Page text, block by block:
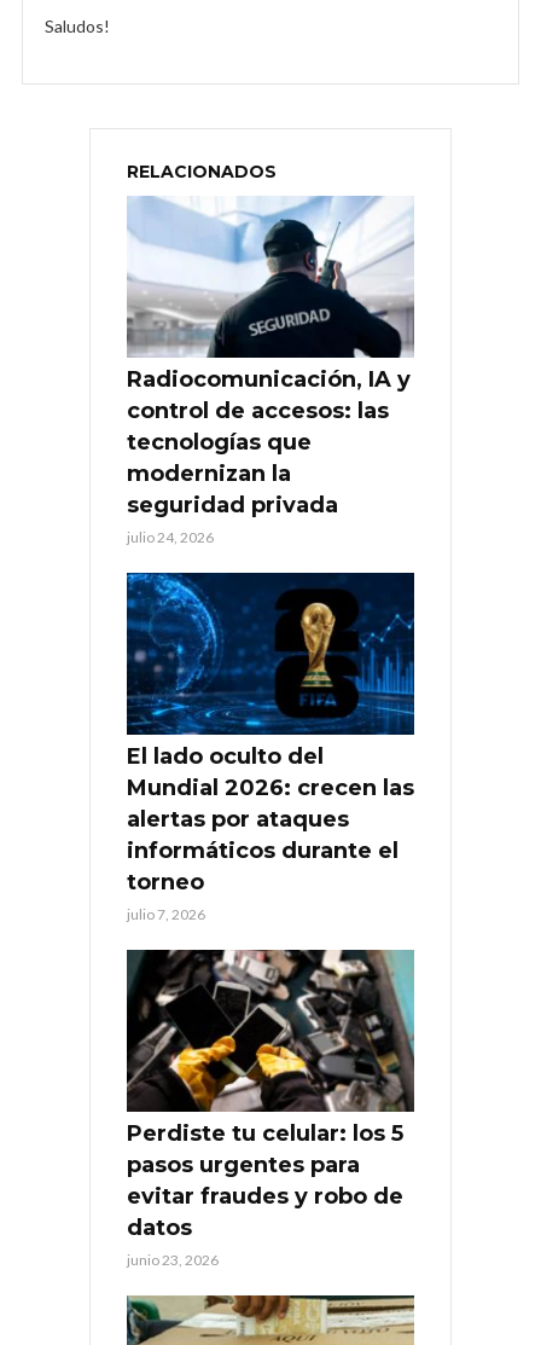
Saludos!
RELACIONADOS
Radiocomunicación, IA y
control de accesos: las
tecnologías que
modernizan la
seguridad privada
julio 24, 2026
El lado oculto del
Mundial 2026: crecen las
alertas por ataques
informáticos durante el
torneo
julio 7, 2026
Perdiste tu celular: los 5
pasos urgentes para
evitar fraudes y robo de
datos
junio 23, 2026